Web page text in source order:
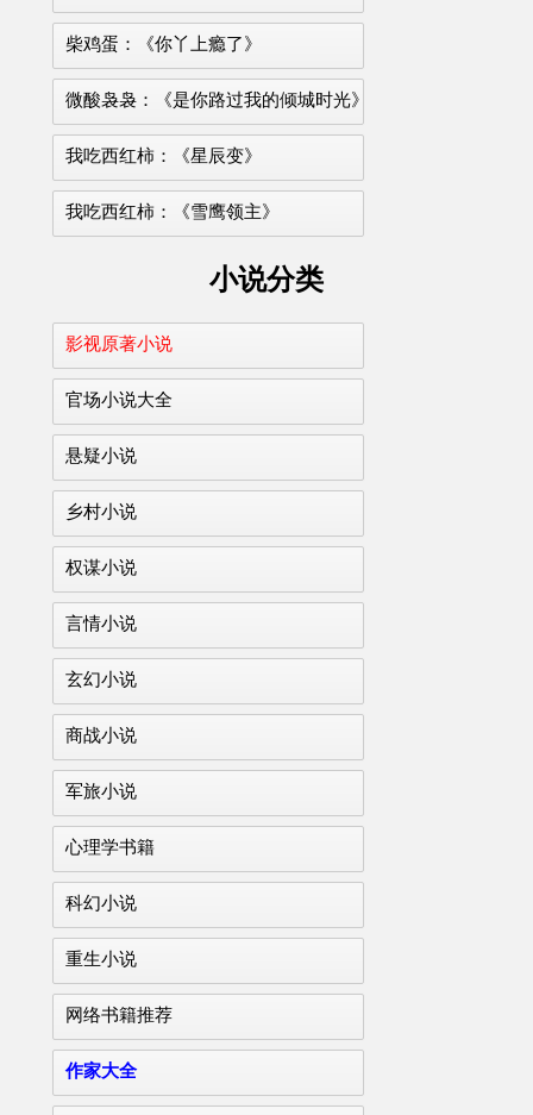
柴鸡蛋：《你丫上瘾了》
微酸袅袅：《是你路过我的倾城时光》
我吃西红柿：《星辰变》
我吃西红柿：《雪鹰领主》
小说分类
影视原著小说
官场小说大全
悬疑小说
乡村小说
权谋小说
言情小说
玄幻小说
商战小说
军旅小说
心理学书籍
科幻小说
重生小说
网络书籍推荐
作家大全